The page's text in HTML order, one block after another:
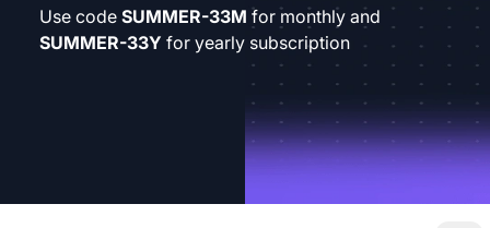
Use code SUMMER-33M for monthly and
SUMMER-33Y for yearly subscription